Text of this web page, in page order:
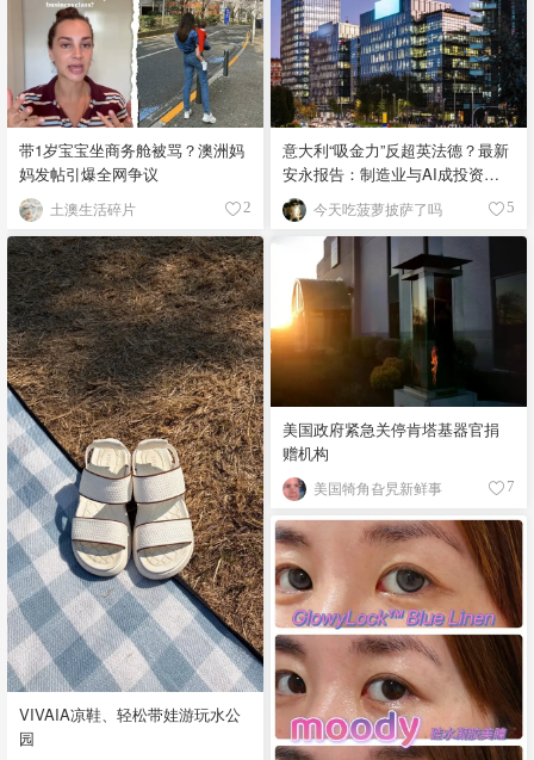
带1岁宝宝坐商务舱被骂？澳洲妈
妈发帖引爆全网争议
土澳生活碎片 2
意大利“吸金力”反超英法德？最新
安永报告：制造业与AI成投资新
宠！ 今天吃菠萝披萨了吗 5
VIVAIA凉鞋、轻松带娃游玩水公
园
美国政府紧急关停肯塔基器官捐
赠机构
美国犄角旮旯新鲜事 7